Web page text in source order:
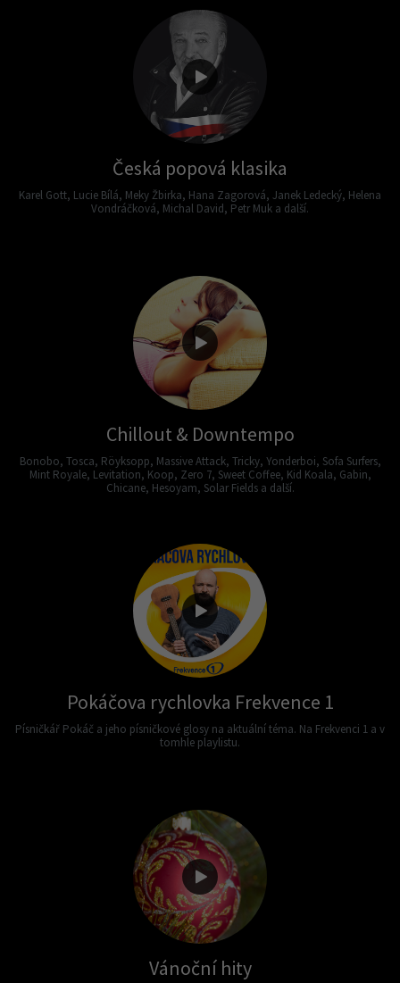
Česká popová klasika
Karel Gott, Lucie Bílá, Meky Žbirka, Hana Zagorová, Janek Ledecký, Helena
Vondráčková, Michal David, Petr Muk a další.
Chillout & Downtempo
Bonobo, Tosca, Röyksopp, Massive Attack, Tricky, Yonderboi, Sofa Surfers,
Mint Royale, Levitation, Koop, Zero 7, Sweet Coffee, Kid Koala, Gabin,
Chicane, Hesoyam, Solar Fields a další.
Pokáčova rychlovka Frekvence 1
Písničkář Pokáč a jeho písničkové glosy na aktuální téma. Na Frekvenci 1 a v
tomhle playlistu.
Vánoční hity